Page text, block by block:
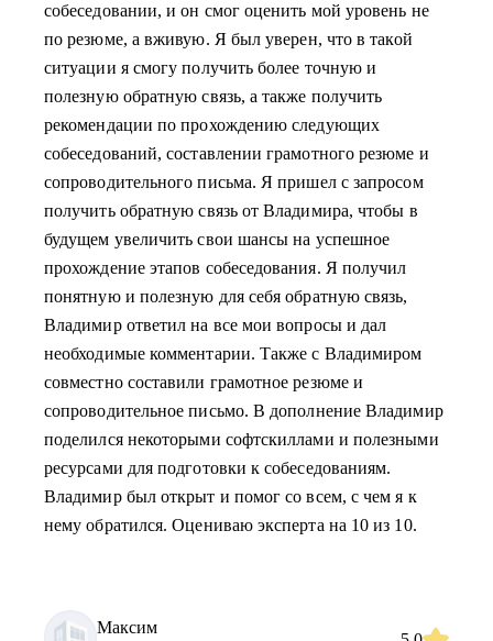
собеседовании, и он смог оценить мой уровень не
по резюме, а вживую. Я был уверен, что в такой
ситуации я смогу получить более точную и
полезную обратную связь, а также получить
рекомендации по прохождению следующих
собеседований, составлении грамотного резюме и
сопроводительного письма. Я пришел с запросом
получить обратную связь от Владимира, чтобы в
будущем увеличить свои шансы на успешное
прохождение этапов собеседования. Я получил
понятную и полезную для себя обратную связь,
Владимир ответил на все мои вопросы и дал
необходимые комментарии. Также с Владимиром
совместно составили грамотное резюме и
сопроводительное письмо. В дополнение Владимир
поделился некоторыми софтскиллами и полезными
ресурсами для подготовки к собеседованиям.
Владимир был открыт и помог со всем, с чем я к
нему обратился. Оцениваю эксперта на 10 из 10.
Максим